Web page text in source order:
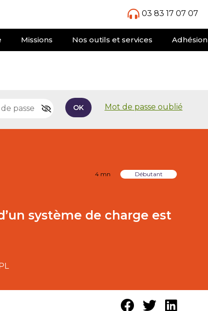
03 83 17 07 07
Missions Nos outils et services Adhésion
OK Mot de passe oublié
4 mn Débutant
système de charge est